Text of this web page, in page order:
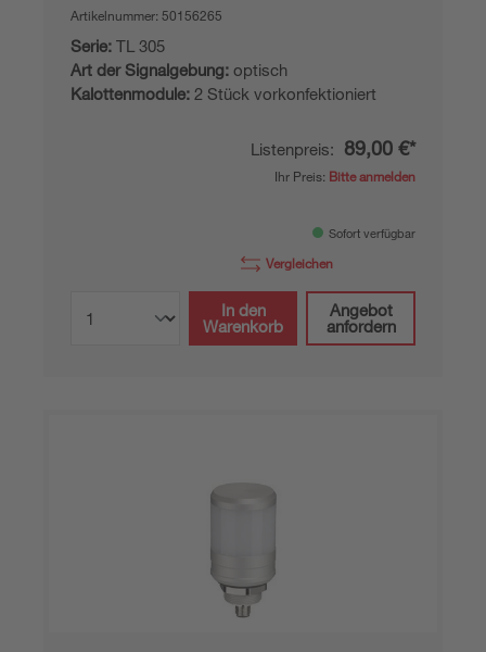
Artikelnummer: 50156265
Serie: TL 305
Art der Signalgebung: optisch
Kalottenmodule: 2 Stück vorkonfektioniert
Listenpreis: 89,00 €*
Ihr Preis: Bitte anmelden
Sofort verfügbar
Vergleichen
In den
Warenkorb
Angebot
anfordern